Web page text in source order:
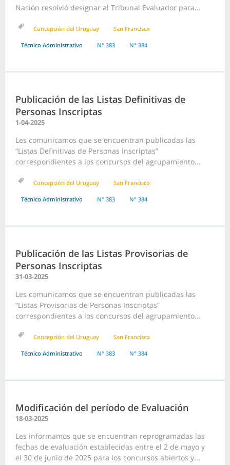
Nación resolvió designar al Tribunal Evaluador para...
Concepción del Uruguay San Francisco
Técnico Administrativo N° 383 N° 384
Publicación de las Listas Definitivas de
Personas Inscriptas
1-04-2025
Les comunicamos que se encuentran publicadas las
“Listas Definitivas de Personas Inscriptas”
correspondientes a los concursos del agrupamiento...
Concepción del Uruguay San Francisco
Técnico Administrativo N° 383 N° 384
Publicación de las Listas Provisorias de
Personas Inscriptas
31-03-2025
Les comunicamos que se encuentran publicadas las
“Listas Provisorias de Personas Inscriptas”
correspondientes a los concursos del agrupamiento...
Concepción del Uruguay San Francisco
Técnico Administrativo N° 383 N° 384
Modificación del período de Evaluación
18-03-2025
Les informamos que se encuentran reprogramadas las
fechas de evaluación establecidas entre el 2 de mayo y
el 30 de junio de 2025 para los concursos abiertos y...